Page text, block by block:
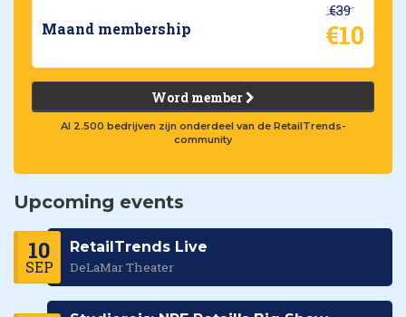
Maand membership
€39
€10
Word member
Al 2.500 bedrijven zijn onderdeel van de RetailTrends-
community
Upcoming events
10
SEP
RetailTrends Live
DeLaMar Theater